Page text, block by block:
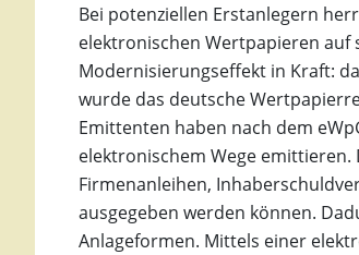
Bei potenziellen Erstanlegern
elektronischen Wertpapieren auf
Modernisierungseffekt in Kraft:
wurde das deutsche
Emittenten haben nach dem
elektronischem Wege
Firmenanleihen,
ausgegeben werden können.
Anlageformen. Mittels einer